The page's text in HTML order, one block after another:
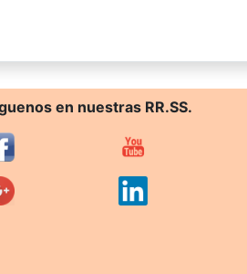
en nuestras RR.SS.